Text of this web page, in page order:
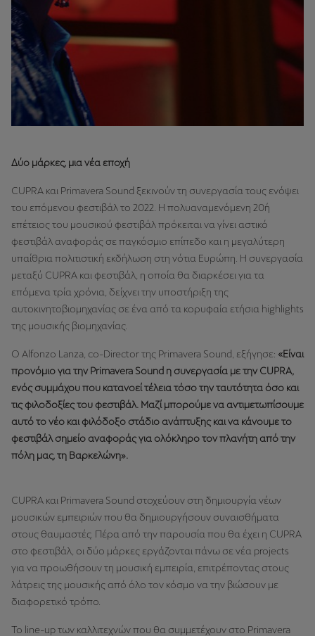
Δύο μάρκες, μια νέα εποχή
CUPRA και Primavera Sound ξεκινούν τη συνεργασία τους ενόψει
του επόμενου φεστιβάλ το 2022. Η πολυαναμενόμενη 20ή
επέτειος του μουσικού φεστιβάλ πρόκειται να γίνει αστικό
φεστιβάλ αναφοράς σε παγκόσμιο επίπεδο και η μεγαλύτερη
υπαίθρια πολιτιστική εκδήλωση στη νότια Ευρώπη. Η συνεργασία
μεταξύ CUPRA και φεστιβάλ, η οποία θα διαρκέσει για τα
επόμενα τρία χρόνια, δείχνει την υποστήριξη της
αυτοκινητοβιομηχανίας σε ένα από τα κορυφαία ετήσια highlights
της μουσικής βιομηχανίας.
Ο Alfonzo Lanza, co-Director της Primavera Sound, εξήγησε: «Είναι
προνόμιο για την Primavera Sound η συνεργασία με την CUPRA,
ενός συμμάχου που κατανοεί τέλεια τόσο την ταυτότητα όσο και
τις φιλοδοξίες του φεστιβάλ. Μαζί μπορούμε να αντιμετωπίσουμε
αυτό το νέο και φιλόδοξο στάδιο ανάπτυξης και να κάνουμε το
φεστιβάλ σημείο αναφοράς για ολόκληρο τον πλανήτη από την
πόλη μας, τη Βαρκελώνη».
CUPRA και Primavera Sound στοχεύουν στη δημιουργία νέων
μουσικών εμπειριών που θα δημιουργήσουν συναισθήματα
στους θαυμαστές. Πέρα από την παρουσία που θα έχει η CUPRA
στο φεστιβάλ, οι δύο μάρκες εργάζονται πάνω σε νέα projects
για να προωθήσουν τη μουσική εμπειρία, επιτρέποντας στους
λάτρεις της μουσικής από όλο τον κόσμο να την βιώσουν με
διαφορετικό τρόπο.
Το line-up των καλλιτεχνών που θα συμμετέχουν στο Primavera